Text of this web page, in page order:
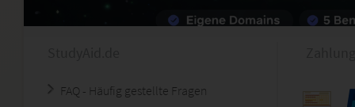
FAQ - Häufig gestellte Fragen